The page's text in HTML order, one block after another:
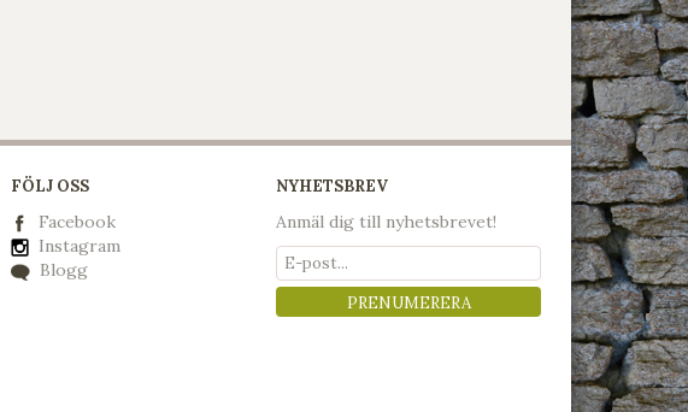
FÖLJ OSS
Facebook
Instagram
Blogg
NYHETSBREV
Anmäl dig till nyhetsbrevet!
PRENUMERERA